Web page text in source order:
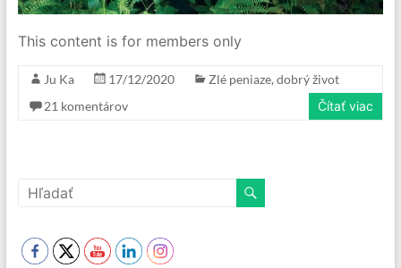
This content is for members only
Ju Ka 17/12/2020
Zlé peniaze, dobrý život
21 komentárov
Čítať viac